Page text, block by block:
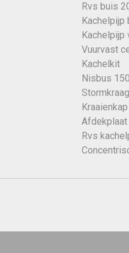
Rvs buis
Kachelpijp
Kachelpijp
Vuurvast
Kachelkit
Nisbus
Stormkraag
Kraaienkap
Rvs